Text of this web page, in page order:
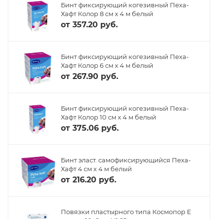
Бинт фиксирующий когезивный Пеха-
Хафт Колор 8 см х 4 м белый
от 357.20 руб.
Бинт фиксирующий когезивный Пеха-
Хафт Колор 6 см х 4 м белый
от 267.90 руб.
Бинт фиксирующий когезивный Пеха-
Хафт Колор 10 см х 4 м белый
от 375.06 руб.
Бинт эласт. самофиксирующийся Пеха-
Хафт 4 см х 4 м белый
от 216.20 руб.
Повязки пластырного типа Космопор Е